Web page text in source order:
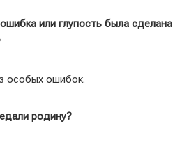
или глупость была сделана
особых ошибок.
родину?